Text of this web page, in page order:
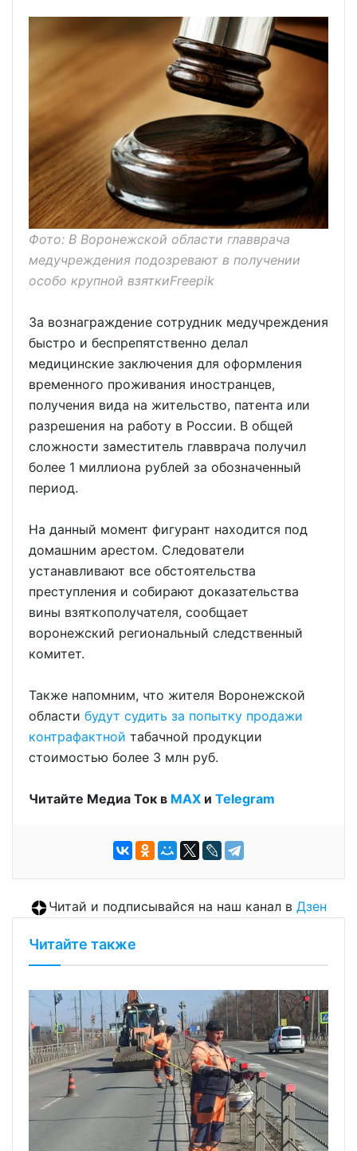
Фото: В Воронежской области главврача
медучреждения подозревают в получении
особо крупной взяткиFreepik
За вознаграждение сотрудник медучреждения
быстро и беспрепятственно делал
медицинские заключения для оформления
временного проживания иностранцев,
получения вида на жительство, патента или
разрешения на работу в России. В общей
сложности заместитель главврача получил
более 1 миллиона рублей за обозначенный
период.
На данный момент фигурант находится под
домашним арестом. Следователи
устанавливают все обстоятельства
преступления и собирают доказательства
вины взяткополучателя, сообщает
воронежский региональный следственный
комитет.
Также напомним, что жителя Воронежской
области будут судить за попытку продажи
контрафактной табачной продукции
стоимостью более 3 млн руб.
Читайте Медиа Ток в МАХ и Telegram
Читай и подписывайся на наш канал в Дзен
Читайте также